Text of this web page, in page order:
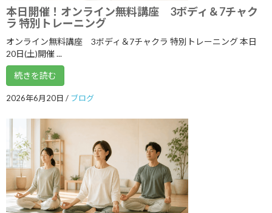
2021年6月
2021年5月
2021年4月
2021年3月
2021年1月
2020年12月
2020年11月
2020年10月
本日開催！オンライン無料講座 3ボディ＆7チャク
ラ 特別トレーニング
オンライン無料講座 3ボディ＆7チャクラ 特別トレーニング 本日
20日(土)開催 ...
続きを読む
2026年6月20日 / ブログ